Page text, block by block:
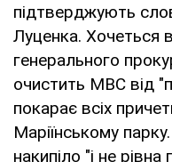
підтверджують
Луценка. Хочеться
генерального
очистить МВС від
покарає всіх
Маріїнському
накипіло "і не